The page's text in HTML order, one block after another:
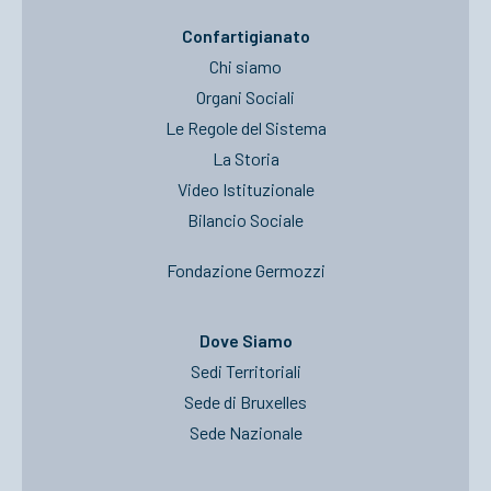
Confartigianato
Chi siamo
Organi Sociali
Le Regole del Sistema
La Storia
Video Istituzionale
Bilancio Sociale
Fondazione Germozzi
Dove Siamo
Sedi Territoriali
Sede di Bruxelles
Sede Nazionale